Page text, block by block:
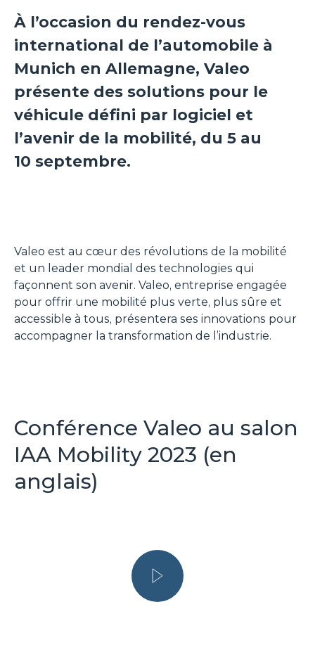
À l’occasion du rendez-vous
international de l’automobile à
Munich en Allemagne, Valeo
présente des solutions pour le
véhicule défini par logiciel et
l’avenir de la mobilité, du 5 au
10 septembre.
Valeo est au cœur des révolutions de la mobilité
et un leader mondial des technologies qui
façonnent son avenir. Valeo, entreprise engagée
pour offrir une mobilité plus verte, plus sûre et
accessible à tous, présentera ses innovations pour
accompagner la transformation de l’industrie.
Conférence Valeo au salon
IAA Mobility 2023 (en
anglais)